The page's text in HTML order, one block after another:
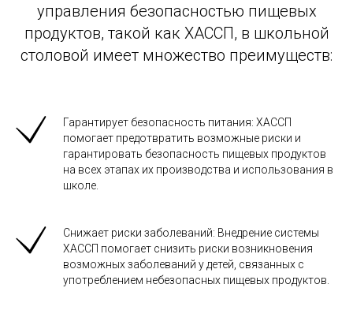
управления безопасностью пищевых
продуктов, такой как ХАССП, в школьной
столовой имеет множество преимуществ:
Гарантирует безопасность питания: ХАССП
помогает предотвратить возможные риски и
гарантировать безопасность пищевых продуктов
на всех этапах их производства и использования в
школе.
Снижает риски заболеваний: Внедрение системы
ХАССП помогает снизить риски возникновения
возможных заболеваний у детей, связанных с
употреблением небезопасных пищевых продуктов.